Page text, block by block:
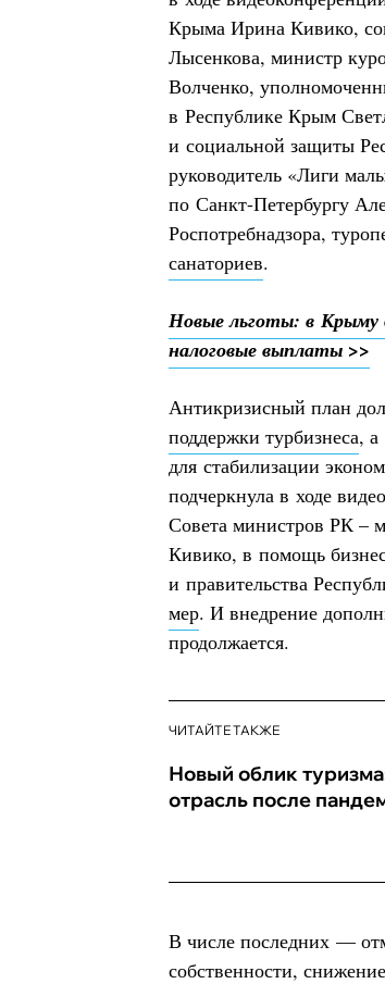
Крыма Ирина Кивико,
Лысенкова, министр
Волченко,
в Республике Крым
и социальной защиты
руководитель «Лиги
по Санкт-Петербургу
Роспотребнадзора,
санаториев.
Новые льготы: в Крыму
налоговые выплаты >>
Антикризисный план
поддержки турбизнеса, а
для стабилизации
подчеркнула в ходе
Совета министров РК –
Кивико, в помощь
и правительства
мер. И внедрение
продолжается.
ЧИТАЙТЕ ТАКЖЕ
Новый облик
отрасль после
В числе последних —
собственности,